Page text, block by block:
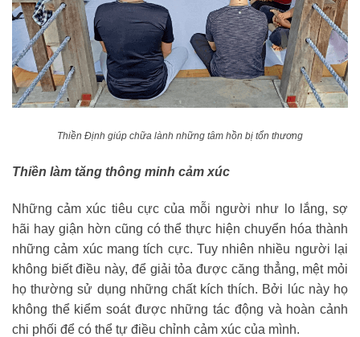
Thiền Định giúp chữa lành những tâm hồn bị tổn thương
Thiền làm tăng thông minh cảm xúc
Những cảm xúc tiêu cực của mỗi người như lo lắng, sợ
hãi hay giận hờn cũng có thể thực hiện chuyển hóa thành
những cảm xúc mang tích cực. Tuy nhiên nhiều người lại
không biết điều này, để giải tỏa được căng thẳng, mệt mỏi
họ thường sử dụng những chất kích thích. Bởi lúc này họ
không thể kiểm soát được những tác động và hoàn cảnh
chi phối để có thể tự điều chỉnh cảm xúc của mình.